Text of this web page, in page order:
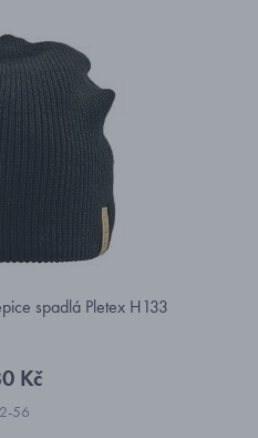
spadlá Pletex H133
Kč
56